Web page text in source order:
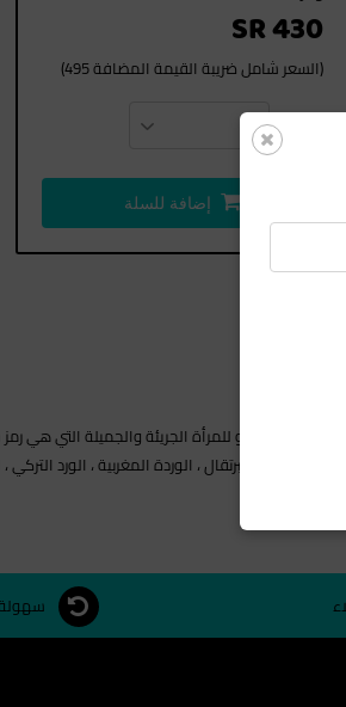
SR 430
(السعر شامل ضريبة القيمة المضافة 495)
العدد 1
إضافة للسلة
إعادة تعريف الرفاهية، توم فورد فيلفيت أوركيد أو دو برفوم ملفوفة في الغموض والغموض. هذا التوقيع
زهر البرتقال ، الوردة المغربية ، الورد التركي ،
سهولة